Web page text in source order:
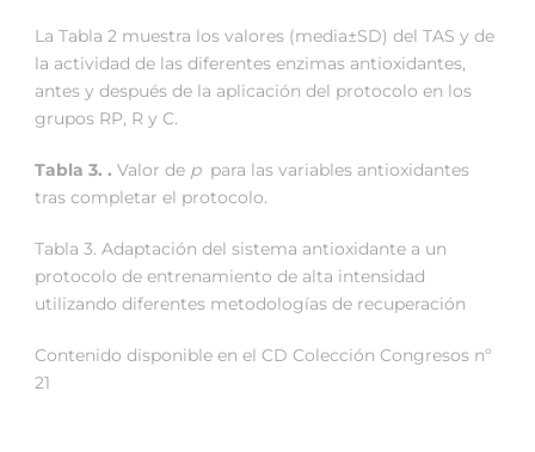
La Tabla 2 muestra los valores (media±SD) del TAS y de
la actividad de las diferentes enzimas antioxidantes,
antes y después de la aplicación del protocolo en los
grupos RP, R y C.
Tabla 3. . Valor de p para las variables antioxidantes
tras completar el protocolo.
Tabla 3. Adaptación del sistema antioxidante a un
protocolo de entrenamiento de alta intensidad
utilizando diferentes metodologías de recuperación
Contenido disponible en el CD Colección Congresos nº
21